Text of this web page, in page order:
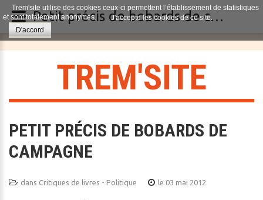
TREM'SITE
PETIT PRÉCIS DE BOBARDS DE
CAMPAGNE
dans Critiques de livres - Politique le 03 mai 2012
Trem'site utilise des cookies ceux-ci permettent l’établissement de statistiques
et sont totalement anonymes.
J'accepte les cookies de ce site.
D'accord
Petit précis de bobards de campagne